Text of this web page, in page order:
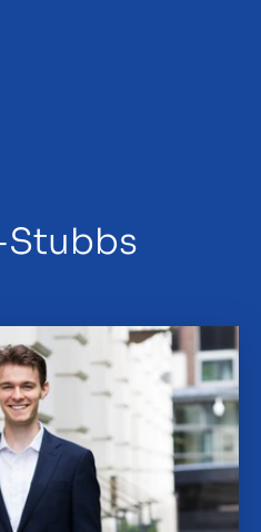
Stubbs